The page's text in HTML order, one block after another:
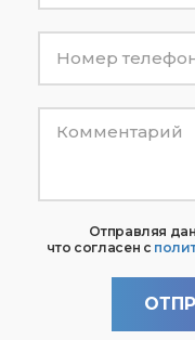
Имя
телефона
Отправляя
что согласен с